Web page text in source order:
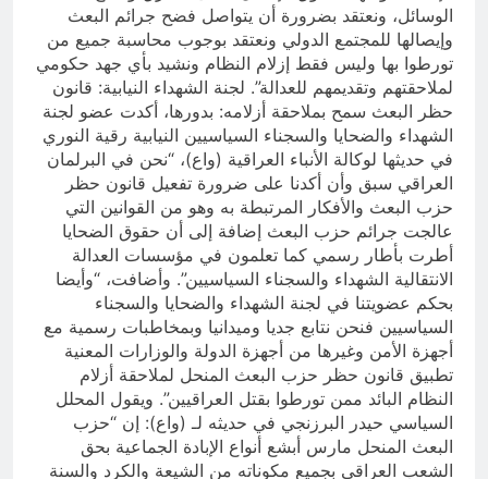
الوسائل، ونعتقد بضرورة أن يتواصل فضح جرائم البعث
وإيصالها للمجتمع الدولي ونعتقد بوجوب محاسبة جميع من
تورطوا بها وليس فقط إزلام النظام ونشيد بأي جهد حكومي
لملاحقتهم وتقديمهم للعدالة”. لجنة الشهداء النيابية: قانون
حظر البعث سمح بملاحقة أزلامه: بدورها، أكدت عضو لجنة
الشهداء والضحايا والسجناء السياسيين النيابية رقية النوري
في حديثها لوكالة الأنباء العراقية (واع)، “نحن في البرلمان
العراقي سبق وأن أكدنا على ضرورة تفعيل قانون حظر
حزب البعث والأفكار المرتبطة به وهو من القوانين التي
عالجت جرائم حزب البعث إضافة إلى أن حقوق الضحايا
أطرت بأطار رسمي كما تعلمون في مؤسسات العدالة
الانتقالية الشهداء والسجناء السياسيين”. وأضافت، “وأيضا
بحكم عضويتنا في لجنة الشهداء والضحايا والسجناء
السياسيين فنحن نتابع جديا وميدانيا وبمخاطبات رسمية مع
أجهزة الأمن وغيرها من أجهزة الدولة والوزارات المعنية
تطبيق قانون حظر حزب البعث المنحل لملاحقة أزلام
النظام البائد ممن تورطوا بقتل العراقيين”. ويقول المحلل
السياسي حيدر البرزنجي في حديثه لـ (واع): إن “حزب
البعث المنحل مارس أبشع أنواع الإبادة الجماعية بحق
الشعب العراقي بجميع مكوناته من الشيعة والكرد والسنة